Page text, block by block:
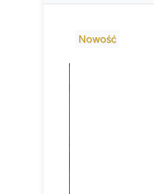
Nowość